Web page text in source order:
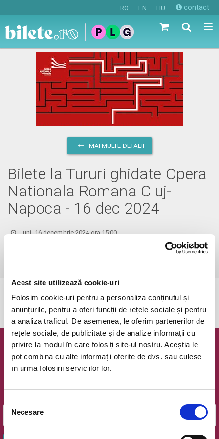
Acest site utilizează cookie-uri
Folosim cookie-uri pentru a personaliza conținutul și
anunțurile, pentru a oferi funcții de rețele sociale și pentru
a analiza traficul. De asemenea, le oferim partenerilor de
rețele sociale, de publicitate și de analize informații cu
privire la modul în care folosiți site-ul nostru. Aceștia le
pot combina cu alte informații oferite de dvs. sau culese
în urma folosirii serviciilor lor.
consimțământului
Necesare
RO EN HU contact
MAI MULTE DETALII
Bilete la Tururi ghidate Opera
Nationala Romana Cluj-
Napoca - 16 dec 2024
luni, 16 decembrie 2024 ora 15:00
vezi pe harta
Vârsta recomandată: 12+
Evenimentul a expirat.
Newsletter @ Bilete.ro
Oferte exclusive si o editie saptamanala cu cele mai noi